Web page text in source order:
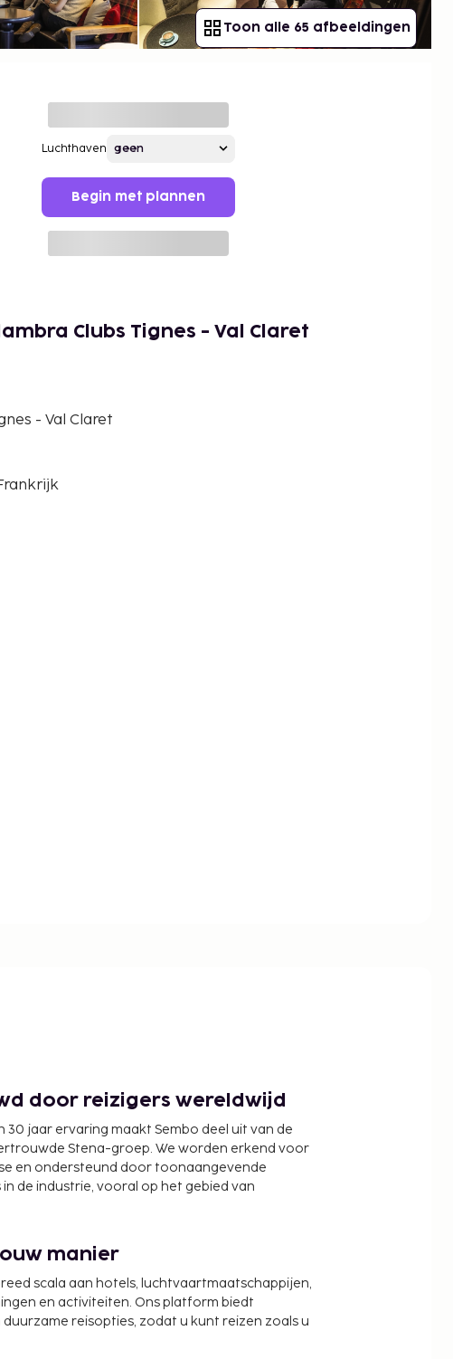
Toon alle 65 afbeeldingen
Luchthaven
Begin met plannen
Clubs Tignes - Val Claret
- Val Claret
door reizigers wereldwijd
30 jaar ervaring maakt Sembo deel uit van de
Stena-groep. We worden erkend voor
en ondersteund door toonaangevende
de industrie, vooral op het gebied van
manier
scala aan hotels, luchtvaartmaatschappijen,
en activiteiten. Ons platform biedt
reisopties, zodat u kunt reizen zoals u